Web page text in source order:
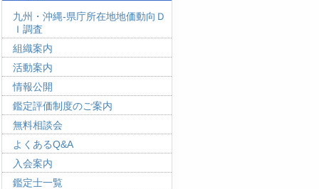
九州・沖縄-県庁所在地地価動向Ｄ
Ｉ調査
組織案内
活動案内
情報公開
鑑定評価制度のご案内
無料相談会
よくあるQ&A
入会案内
鑑定士一覧